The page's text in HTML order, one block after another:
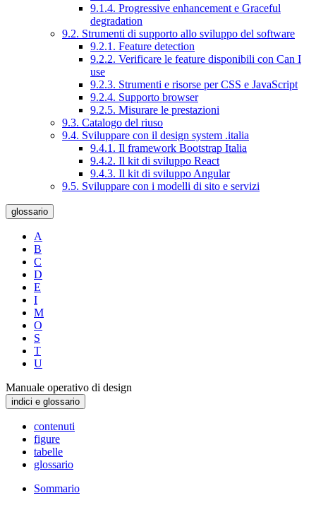
9.1.4. Progressive enhancement e Graceful
degradation
9.2. Strumenti di supporto allo sviluppo del software
9.2.1. Feature detection
9.2.2. Verificare le feature disponibili con Can I
use
9.2.3. Strumenti e risorse per CSS e JavaScript
9.2.4. Supporto browser
9.2.5. Misurare le prestazioni
9.3. Catalogo del riuso
9.4. Sviluppare con il design system .italia
9.4.1. Il framework Bootstrap Italia
9.4.2. Il kit di sviluppo React
9.4.3. Il kit di sviluppo Angular
9.5. Sviluppare con i modelli di sito e servizi
glossario
A
B
C
D
E
I
M
O
S
T
U
Manuale operativo di design
indici e glossario
contenuti
figure
tabelle
glossario
Sommario